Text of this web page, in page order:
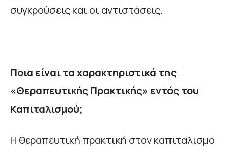
συγκρούσεις και οι αντιστάσεις.
Ποια είναι τα χαρακτηριστικά της
«Θεραπευτικής Πρακτικής» εντός του
Καπιταλισμού;
Η θεραπευτική πρακτική στον καπιταλισμό